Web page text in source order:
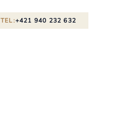
TEL:+421 940 232 632